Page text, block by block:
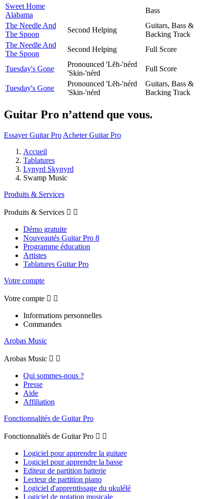
Sweet Home
Alabama
Bass
The Needle And
The Spoon
Second Helping
Guitars, Bass &
Backing Track
The Needle And
The Spoon
Second Helping Full Score
Tuesday's Gone
Pronounced 'Lĕh-'nérd
'Skin-'nérd
Full Score
Tuesday's Gone
Pronounced 'Lĕh-'nérd
'Skin-'nérd
Guitars, Bass &
Backing Track
Guitar Pro n’attend que vous.
Essayer Guitar Pro Acheter Guitar Pro
Accueil
Tablatures
Lynyrd Skynyrd
Swamp Music
Produits & Services
Produits & Services  
Démo gratuite
Nouveautés Guitar Pro 8
Programme éducation
Artistes
Tablatures Guitar Pro
Votre compte
Votre compte  
Informations personnelles
Commandes
Arobas Music
Arobas Music  
Qui sommes-nous ?
Presse
Aide
Affiliation
Fonctionnalités de Guitar Pro
Fonctionnalités de Guitar Pro  
Logiciel pour apprendre la guitare
Logiciel pour apprendre la basse
Editeur de partition batterie
Lecteur de partition piano
Logiciel d'apprentissage du ukulélé
Logiciel de notation musicale